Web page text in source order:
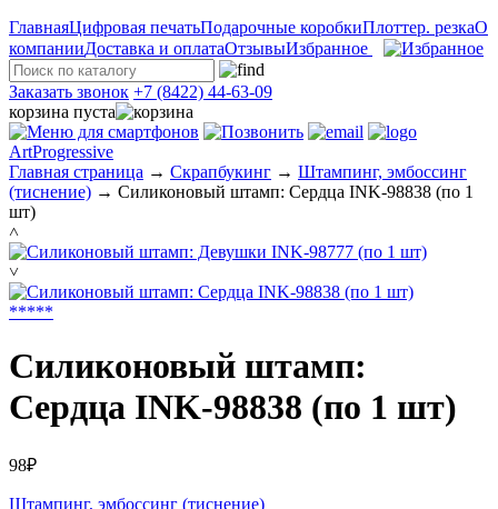
ГлавнаяЦифровая печатьПодарочные коробкиПлоттер. резкаО
компанииДоставка и оплатаОтзывыИзбранное
Заказать звонок +7 (8422) 44-63-09
корзина пуста
ArtProgressive
Главная страница → Скрапбукинг → Штампинг, эмбоссинг
(тиснение) → Силиконовый штамп: Сердца INK-98838 (по 1
шт)
˄
˅
*****
Силиконовый штамп:
Сердца INK-98838 (по 1 шт)
98₽
Штампинг, эмбоссинг (тиснение)